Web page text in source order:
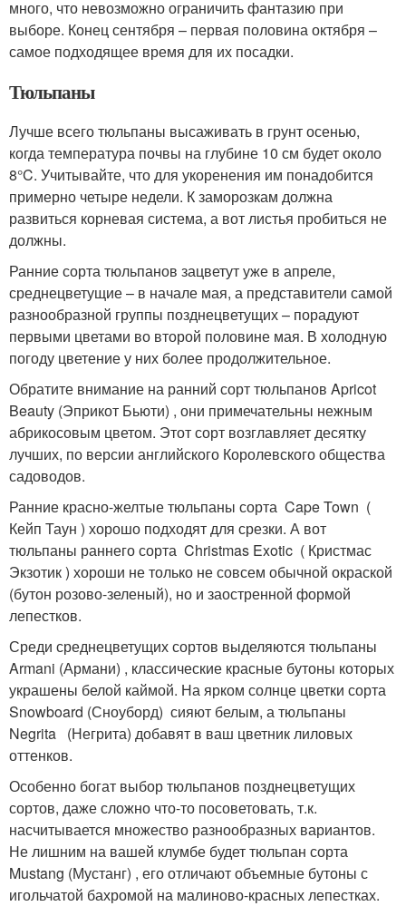
много, что невозможно ограничить фантазию при
выборе. Конец сентября – первая половина октября –
самое подходящее время для их посадки.
Тюльпаны
Лучше всего тюльпаны высаживать в грунт осенью,
когда температура почвы на глубине 10 см будет около
8°C. Учитывайте, что для укоренения им понадобится
примерно четыре недели. К заморозкам должна
развиться корневая система, а вот листья пробиться не
должны.
Ранние сорта тюльпанов зацветут уже в апреле,
среднецветущие – в начале мая, а представители самой
разнообразной группы позднецветущих – порадуют
первыми цветами во второй половине мая. В холодную
погоду цветение у них более продолжительное.
Обратите внимание на ранний сорт тюльпанов Apricot
Beauty (Эприкот Бьюти) , они примечательны нежным
абрикосовым цветом. Этот сорт возглавляет десятку
лучших, по версии английского Королевского общества
садоводов.
Ранние красно-желтые тюльпаны сорта Cape Town (
Кейп Таун ) хорошо подходят для срезки. А вот
тюльпаны раннего сорта Christmas Exotic ( Кристмас
Экзотик ) хороши не только не совсем обычной окраской
(бутон розово-зеленый), но и заостренной формой
лепестков.
Среди среднецветущих сортов выделяются тюльпаны
Armani (Армани) , классические красные бутоны которых
украшены белой каймой. На ярком солнце цветки сорта
Snowboard (Сноуборд) сияют белым, а тюльпаны
Negrita (Негрита) добавят в ваш цветник лиловых
оттенков.
Особенно богат выбор тюльпанов позднецветущих
сортов, даже сложно что-то посоветовать, т.к.
насчитывается множество разнообразных вариантов.
Не лишним на вашей клумбе будет тюльпан сорта
Mustang (Мустанг) , его отличают объемные бутоны с
игольчатой бахромой на малиново-красных лепестках.